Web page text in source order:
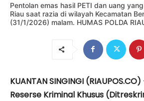
Pentolan emas hasil PETI dan uang
Riau saat razia di wilayah Kecamatan
(31/1/2026) malam. HUMAS POLDA
KUANTAN SINGINGI (RIAUPOS.CO)
Reserse Kriminal Khusus